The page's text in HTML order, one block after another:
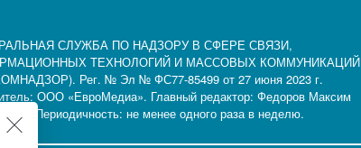
СЛУЖБА ПО НАДЗОРУ В СФЕРЕ СВЯЗИ,
ТЕХНОЛОГИЙ И МАССОВЫХ КОММУНИКАЦИЙ
Рег. № Эл № ФС77-85499 от 27 июня 2023 г.
ООО «ЕвроМедиа». Главный редактор: Федоров Максим
Периодичность: не менее одного раза в неделю.